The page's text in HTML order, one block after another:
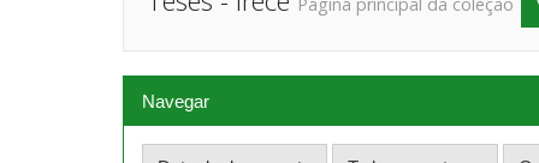
Página principal da coleção
Navegar